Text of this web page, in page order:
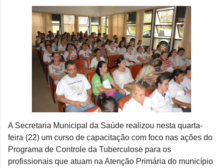
A Secretaria Municipal da Saúde realizou nesta quarta-
feira (22) um curso de capacitação com foco nas ações do
Programa de Controle da Tuberculose para os
profissionais que atuam na Atenção Primária do município